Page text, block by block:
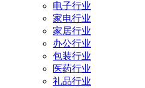
电子行业
家电行业
家居行业
办公行业
包装行业
医药行业
礼品行业